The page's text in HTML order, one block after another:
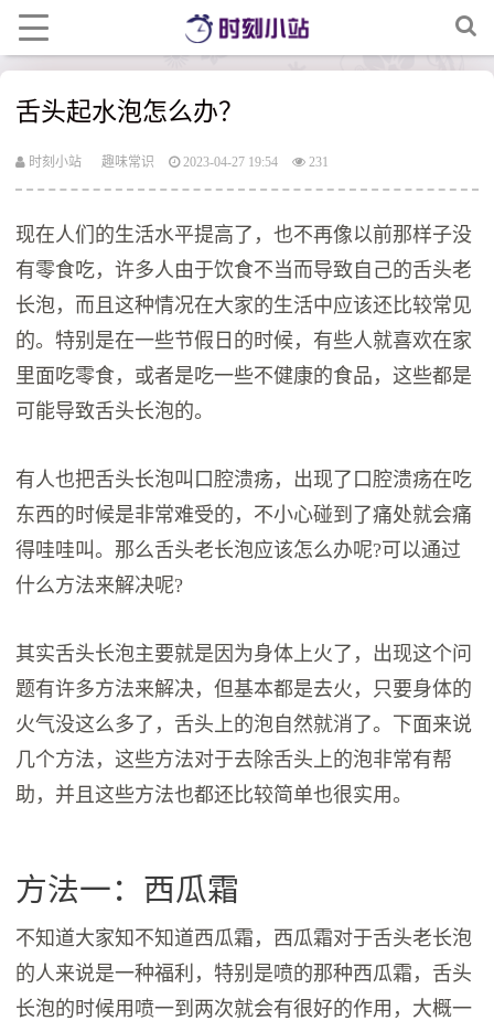
舌头起水泡怎么办？
时刻小站 趣味常识 2023-04-27 19:54 231
现在人们的生活水平提高了，也不再像以前那样子没
有零食吃，许多人由于饮食不当而导致自己的舌头老
长泡，而且这种情况在大家的生活中应该还比较常见
的。特别是在一些节假日的时候，有些人就喜欢在家
里面吃零食，或者是吃一些不健康的食品，这些都是
可能导致舌头长泡的。
有人也把舌头长泡叫口腔溃疡，出现了口腔溃疡在吃
东西的时候是非常难受的，不小心碰到了痛处就会痛
得哇哇叫。那么舌头老长泡应该怎么办呢?可以通过
什么方法来解决呢?
其实舌头长泡主要就是因为身体上火了，出现这个问
题有许多方法来解决，但基本都是去火，只要身体的
火气没这么多了，舌头上的泡自然就消了。下面来说
几个方法，这些方法对于去除舌头上的泡非常有帮
助，并且这些方法也都还比较简单也很实用。
方法一：西瓜霜
不知道大家知不知道西瓜霜，西瓜霜对于舌头老长泡
的人来说是一种福利，特别是喷的那种西瓜霜，舌头
长泡的时候用喷一到两次就会有很好的作用，大概一